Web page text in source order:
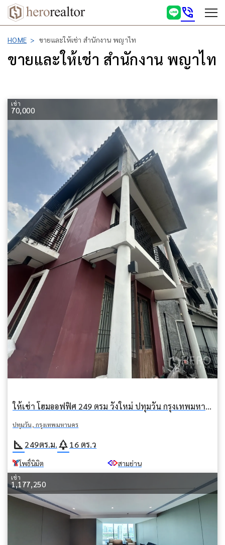
phone_in_talk
HOME ขายและให้เช่า สำนักงาน พญาไท
ขายและให้เช่า สำนักงาน พญาไท
เช่า
70,000
ให้เช่า โฮมออฟฟิศ 249 ตรม วังใหม่ ปทุมวัน กรุงเทพมหานคร BTS โพธิ์นิมิต
ปทุมวัน, กรุงเทพมหานคร
square_foot 249ตร.ม.park16 ตร.ว
โพธิ์นิมิต สามย่าน
เช่า
1,177,250